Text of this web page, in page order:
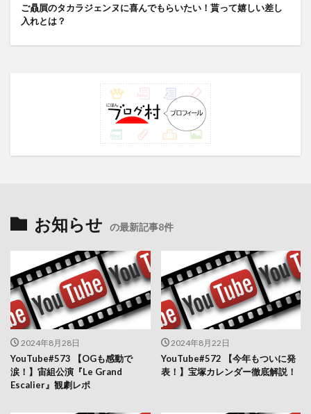
ご贔屓のタカラジェンヌに喜んでもらいたい！貰って嬉しい差し
入れとは？
お知らせ の最新記事8件
2024年8月28日
YouTube#573 【OGも感動で
涙！】宙組公演『Le Grand
Escalier』観劇レポ
2024年8月22日
YouTube#572 【今年もついに発
表！】宝塚カレンダー徹底解説！